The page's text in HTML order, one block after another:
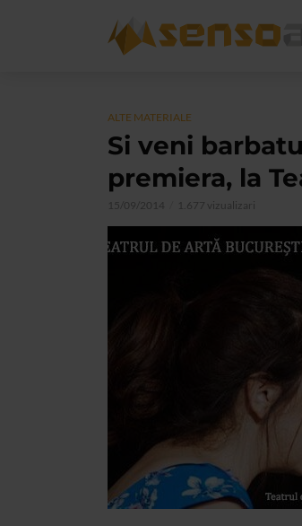
ALTE MATERIALE
Si veni
premiera, la
15/09/2014 1.677 vizualizari